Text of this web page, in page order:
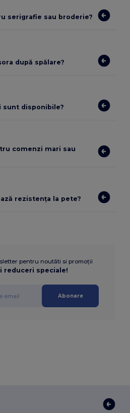
serigrafie sau broderie?
după spălare?
sunt disponibile?
comenzi mari sau
rezistența la pete?
pentru noutăti si promoții
reduceri speciale!
Abonare